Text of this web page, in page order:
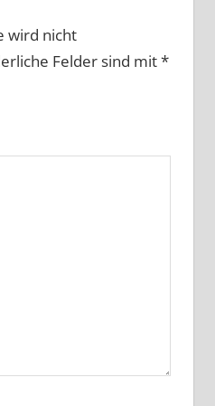
wird nicht
Felder sind mit*